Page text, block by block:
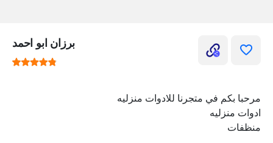
برزان ابو احمد
مرحبا بكم في متجرنا للادوات منزليه
ادوات منزليه
منظفات